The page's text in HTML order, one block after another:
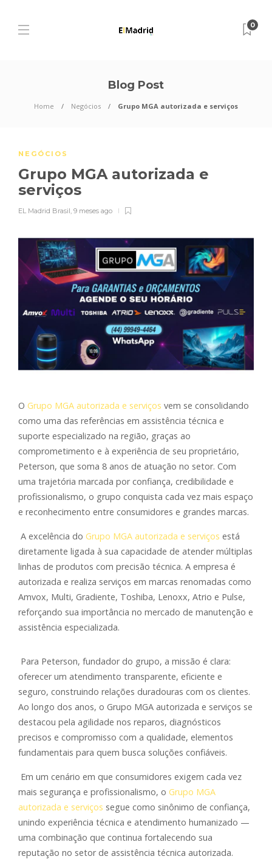
0
Blog Post
Home Negócios Grupo MGA autorizada e serviços
NEGÓCIOS
Grupo MGA autorizada e
serviços
EL Madrid Brasil, 9 meses ago
O Grupo MGA autorizada e serviços vem se consolidando
como uma das referências em assistência técnica e
suporte especializado na região, graças ao
comprometimento e à experiência de seu proprietário,
Peterson, que soma 8 anos de atuação no setor. Com
uma trajetória marcada por confiança, credibilidade e
profissionalismo, o grupo conquista cada vez mais espaço
e reconhecimento entre consumidores e grandes marcas.
A excelência do Grupo MGA autorizada e serviços está
diretamente ligada à sua capacidade de atender múltiplas
linhas de produtos com precisão técnica. A empresa é
autorizada e realiza serviços em marcas renomadas como
Amvox, Multi, Gradiente, Toshiba, Lenoxx, Atrio e Pulse,
reforçando sua importância no mercado de manutenção e
assistência especializada.
Para Peterson, fundador do grupo, a missão é clara:
oferecer um atendimento transparente, eficiente e
seguro, construindo relações duradouras com os clientes.
Ao longo dos anos, o Grupo MGA autorizada e serviços se
destacou pela agilidade nos reparos, diagnósticos
precisos e compromisso com a qualidade, elementos
fundamentais para quem busca soluções confiáveis.
Em um cenário em que consumidores exigem cada vez
mais segurança e profissionalismo, o Grupo MGA
autorizada e serviços segue como sinônimo de confiança,
unindo experiência técnica e atendimento humanizado —
uma combinação que continua fortalecendo sua
reputação no setor de assistência técnica autorizada.